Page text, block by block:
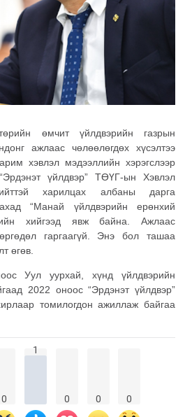
өмчит үйлдвэрийн газрын
ажлаас чөлөөлөгдөх хүсэлтээ
хэвлэл мэдээллийн хэрэгслээр
үйлдвэр” ТӨҮГ-ын Хэвлэл
харилцах албаны дарга
“Манай үйлдвэрийн ерөнхий
хийгээд явж байна. Ажлаас
гаргаагүй. Энэ бол ташаа
өгөв.
Уул уурхай, хүнд үйлдвэрийн
2022 оноос “Эрдэнэт үйлдвэр”
томилогдон ажиллаж байгаа
0
1
0 0 0